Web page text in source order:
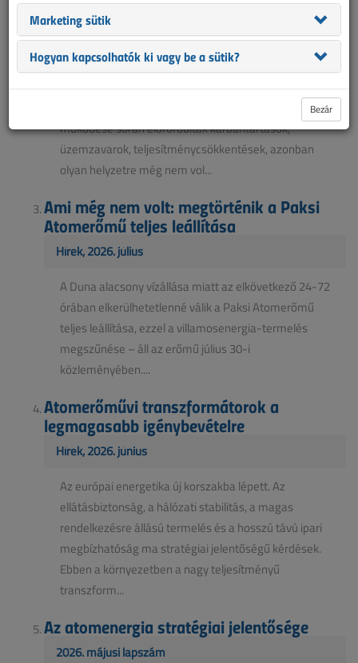
Hírek, 2026. augusztus
Az elmúlt több mint négy évtizedben a Paksi
Atomerőmű Magyarország villamosenergia-
működése során előfordultak karbantartások,
üzemzavarok, teljesítménycsökkentések, azonban
olyan helyzetre még nem vol...
Ami még nem volt: megtörténik a Paksi
Atomerőmű teljes leállítása
Hírek, 2026. július
A Duna alacsony vízállása miatt az elkövetkező 24-72
órában elkerülhetetlenné válik a Paksi Atomerőmű
teljes leállítása, ezzel a villamosenergia-termelés
megszűnése – áll az erőmű július 30-i
közleményében....
Atomerőművi transzformátorok a
legmagasabb igénybevételre
Hírek, 2026. június
Az európai energetika új korszakba lépett. Az
ellátásbiztonság, a hálózati stabilitás, a magas
rendelkezésre állású termelés és a hosszú távú ipari
megbízhatóság ma stratégiai jelentőségű kérdések.
Ebben a környezetben a nagy teljesítményű
transzform...
Az atomenergia stratégiai jelentősége
2026. májusi lapszám
Marketing sütik
Hogyan kapcsolhatók ki vagy be a sütik?
Bezár